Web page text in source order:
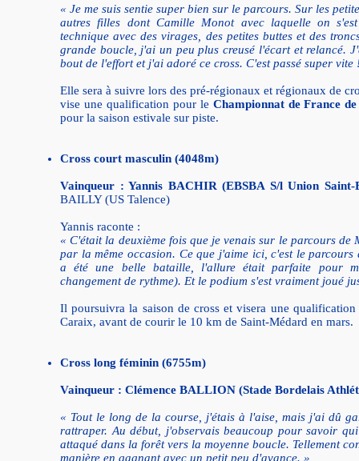
« Je me suis sentie super bien sur le parcours. Sur les
autres filles dont Camille Monot avec laquelle on
technique avec des virages, des petites buttes et des
grande boucle, j'ai un peu plus creusé l'écart et relancé.
bout de l'effort et j'ai adoré ce cross. C'est passé super vite
Elle sera à suivre lors des pré-régionaux et régionaux de
vise une qualification pour le Championnat de France
pour la saison estivale sur piste.
Cross court masculin (4048m)
Vainqueur : Yannis BACHIR (EBSBA S/l Union Saint-
BAILLY (US Talence)
Yannis raconte :
« C'était la deuxième fois que je venais sur le parcours de
par la même occasion. Ce que j'aime ici, c'est le parcours
a été une belle bataille, l'allure était parfaite pour
changement de rythme). Et le podium s'est vraiment joué
Il poursuivra la saison de cross et visera une
Caraix, avant de courir le 10 km de Saint-Médard en mars.
Cross long féminin (6755m)
Vainqueur : Clémence BALLION (Stade Bordelais
« Tout le long de la course, j'étais à l'aise, mais j'ai dû
rattraper. Au début, j'observais beaucoup pour savoir
attaqué dans la forêt vers la moyenne boucle. Tellement
manière en gagnant avec un petit peu d'avance. »